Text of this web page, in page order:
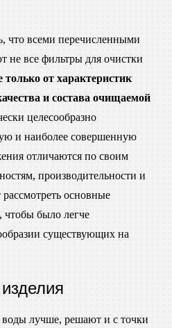
что всеми перечисленными
не все фильтры для очистки
только от характеристик
и состава очищаемой
целесообразно
и наиболее совершенную
отличаются по своим
производительности и
основные
чтобы было легче
существующих на
воды лучше, решают и с точки